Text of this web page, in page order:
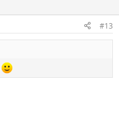
#13